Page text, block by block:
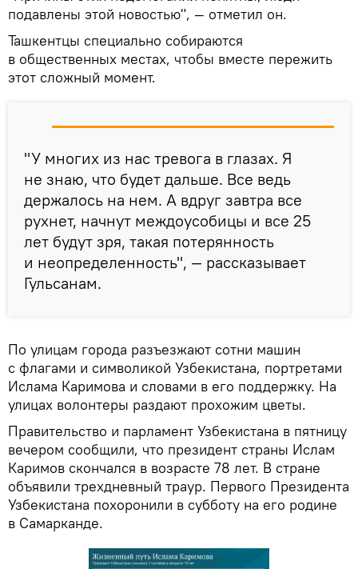
подавлены этой новостью", — отметил он.
Ташкентцы специально собираются
в общественных местах, чтобы вместе пережить
этот сложный момент.
"У многих из нас тревога в глазах. Я
не знаю, что будет дальше. Все ведь
держалось на нем. А вдруг завтра все
рухнет, начнут междоусобицы и все 25
лет будут зря, такая потерянность
и неопределенность", — рассказывает
Гульсанам.
По улицам города разъезжают сотни машин
с флагами и символикой Узбекистана, портретами
Ислама Каримова и словами в его поддержку. На
улицах волонтеры раздают прохожим цветы.
Правительство и парламент Узбекистана в пятницу
вечером сообщили, что президент страны Ислам
Каримов скончался в возрасте 78 лет. В стране
объявили трехдневный траур. Первого Президента
Узбекистана похоронили в субботу на его родине
в Самарканде.